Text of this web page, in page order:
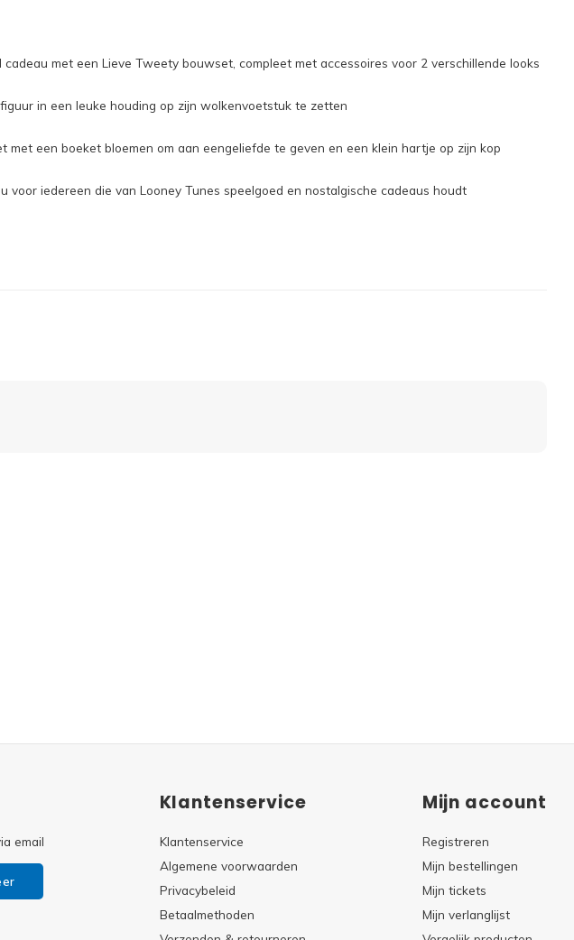
met een Lieve Tweety bouwset, compleet met accessoires voor 2 verschillende looks
in een leuke houding op zijn wolkenvoetstuk te zetten
een boeket bloemen om aan eengeliefde te geven en een klein hartje op zijn kop
iedereen die van Looney Tunes speelgoed en nostalgische cadeaus houdt
email
Klantenservice
Klantenservice
Algemene voorwaarden
Privacybeleid
Betaalmethoden
Mijn account
Registreren
Mijn bestellingen
Mijn tickets
Mijn verlanglijst